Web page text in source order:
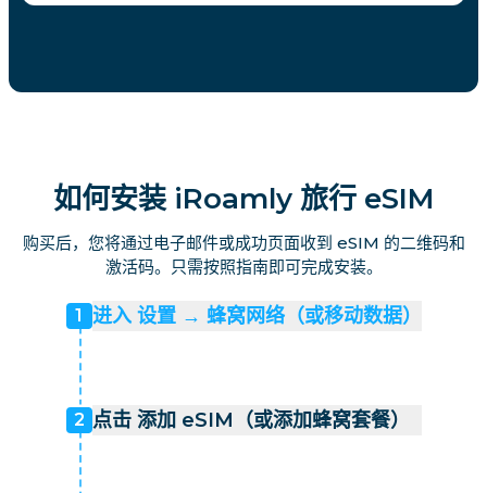
如何安装 iRoamly 旅行 eSIM
购买后，您将通过电子邮件或成功页面收到 eSIM 的二维码和
激活码。只需按照指南即可完成安装。
1 进入 设置 → 蜂窝网络（或移动数据）
2 点击 添加 eSIM（或添加蜂窝套餐）